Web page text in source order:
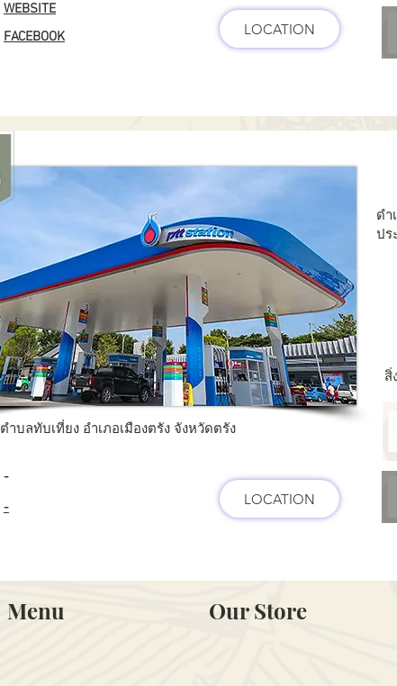
WEBSITE
FACEBOOK
LOCATION
ตำบลทับเที่ยง อำเภอเมืองตรัง จังหวัดตรัง
-
-
LOCATION
ดำ
ปร
สิ่
Menu Our Store